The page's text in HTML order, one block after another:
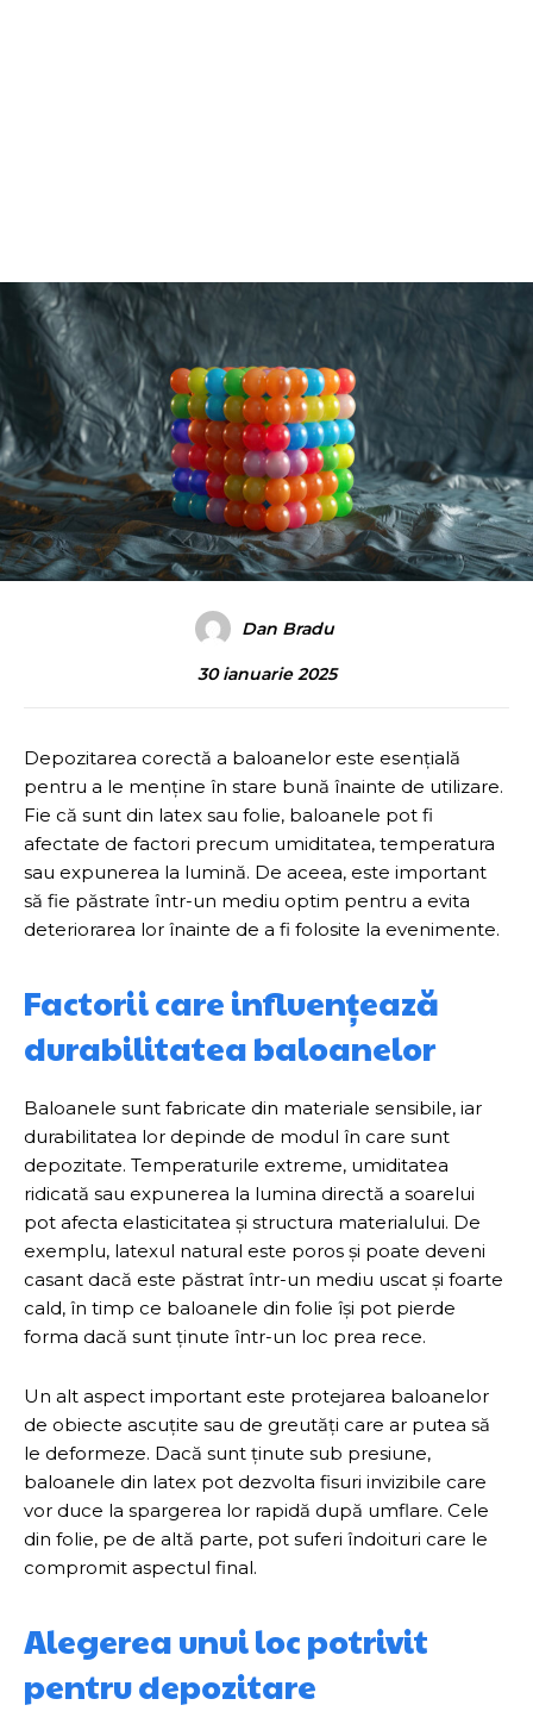
Dan Bradu
30 ianuarie 2025
Depozitarea corectă a baloanelor este esențială
pentru a le menține în stare bună înainte de utilizare.
Fie că sunt din latex sau folie, baloanele pot fi
afectate de factori precum umiditatea, temperatura
sau expunerea la lumină. De aceea, este important
să fie păstrate într-un mediu optim pentru a evita
deteriorarea lor înainte de a fi folosite la evenimente.
Factorii care influențează
durabilitatea baloanelor
Baloanele sunt fabricate din materiale sensibile, iar
durabilitatea lor depinde de modul în care sunt
depozitate. Temperaturile extreme, umiditatea
ridicată sau expunerea la lumina directă a soarelui
pot afecta elasticitatea și structura materialului. De
exemplu, latexul natural este poros și poate deveni
casant dacă este păstrat într-un mediu uscat și foarte
cald, în timp ce baloanele din folie își pot pierde
forma dacă sunt ținute într-un loc prea rece.
Un alt aspect important este protejarea baloanelor
de obiecte ascuțite sau de greutăți care ar putea să
le deformeze. Dacă sunt ținute sub presiune,
baloanele din latex pot dezvolta fisuri invizibile care
vor duce la spargerea lor rapidă după umflare. Cele
din folie, pe de altă parte, pot suferi îndoituri care le
compromit aspectul final.
Alegerea unui loc potrivit
pentru depozitare